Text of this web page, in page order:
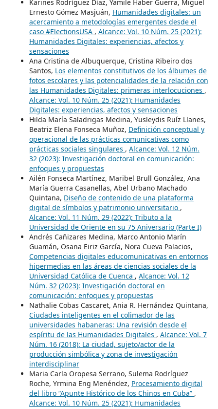
Karines Rodríguez Díaz, Yamile Haber Guerra, Miguel
Ernesto Gómez Masjuán, Humanidades digitales: un
acercamiento a metodologías emergentes desde el
caso #ElectionsUSA , Alcance: Vol. 10 Núm. 25 (2021):
Humanidades Digitales: experiencias, afectos y
sensaciones
Ana Cristina de Albuquerque, Cristina Ribeiro dos
Santos, Los elementos constitutivos de los álbumes de
fotos escolares y las potencialidades de la relación con
las Humanidades Digitales: primeras interlocuciones ,
Alcance: Vol. 10 Núm. 25 (2021): Humanidades
Digitales: experiencias, afectos y sensaciones
Hilda María Saladrigas Medina, Yusleydis Ruíz Llanes,
Beatriz Elena Fonseca Muñoz, Definición conceptual y
operacional de las prácticas comunicativas como
prácticas sociales singulares , Alcance: Vol. 12 Núm.
32 (2023): Investigación doctoral en comunicación:
enfoques y propuestas
Ailén Fonseca Martínez, Maribel Brull González, Ana
María Guerra Casanellas, Abel Urbano Machado
Quintana, Diseño de contenido de una plataforma
digital de símbolos y patrimonio universitario ,
Alcance: Vol. 11 Núm. 29 (2022): Tributo a la
Universidad de Oriente en su 75 Aniversario (Parte I)
Andrés Cañizares Medina, Marco Antonio Marín
Guamán, Osana Eiriz García, Nora Cueva Palacios,
Competencias digitales educomunicativas en entornos
hipermedias en las áreas de ciencias sociales de la
Universidad Católica de Cuenca , Alcance: Vol. 12
Núm. 32 (2023): Investigación doctoral en
comunicación: enfoques y propuestas
Nathalie Cobas Cascaret, Ania R. Hernández Quintana,
Ciudades inteligentes en el colimador de las
universidades habaneras: Una revisión desde el
espíritu de las Humanidades Digitales , Alcance: Vol. 7
Núm. 16 (2018): La ciudad, sujeto/actor de la
producción simbólica y zona de investigación
interdisciplinar
Maria Carla Oropesa Serrano, Sulema Rodríguez
Roche, Yrmina Eng Menéndez, Procesamiento digital
del libro “Apunte Histórico de los Chinos en Cuba” ,
Alcance: Vol. 10 Núm. 25 (2021): Humanidades